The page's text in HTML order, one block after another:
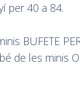
per 40 a 84.
BUFETE
de les minis